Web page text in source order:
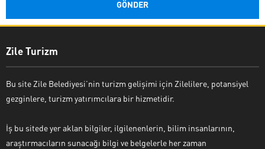
Zile Turizm
Bu site Zile Belediyesi’nin turizm gelişimi için Zilelilere, potansiyel
gezginlere, turizm yatırımcılara bir hizmetidir.
İş bu sitede yer aklan bilgiler, ilgilenenlerin, bilim insanlarının,
araştırmacıların sunacağı bilgi ve belgelerle her zaman